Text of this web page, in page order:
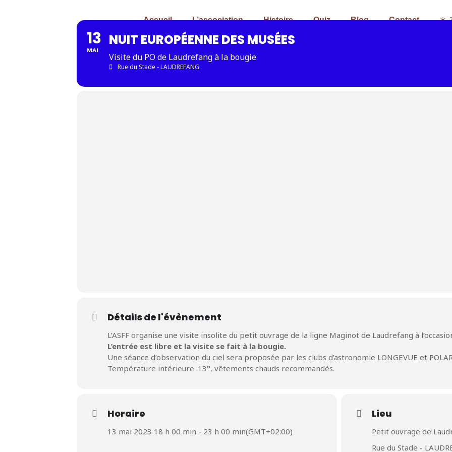
Accueil L’association Histoire Quiz Blog Contact
13
MAI
NUIT EUROPÉENNE DES MUSÉES
Visite du PO de Laudrefang à la bougie
Rue du Stade - LAUDREFANG
Détails de l'évènement
L’ASFF organise une visite insolite du petit ouvrage de la ligne Maginot de Laudrefang à
L’entrée est libre et la visite se fait à la bougie.
Une séance d’observation du ciel sera proposée par les clubs d’astronomie LONGEVUE et
Température intérieure :13°, vêtements chauds recommandés.
Horaire
13 mai 2023 18 h 00 min - 23 h 00 min(GMT+02:00)
Lieu
Petit ouvrage de
Rue du Stade -